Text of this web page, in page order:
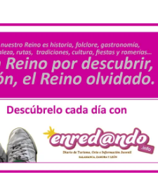
vuelve a situarse
uno de los
motores
y turísticos de
2026
El gasto total aumentó un
1,4 % respecto al año
pasado y un 4,6 % frente a
un periodo estándar. Por
categorías, el alojamiento